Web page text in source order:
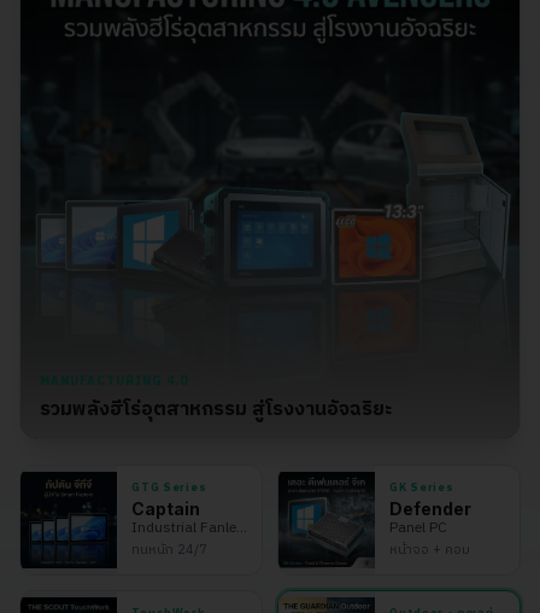
MANUFACTURING 4.0
รวมพลังฮีโร่อุตสาหกรรม สู่โรงงานอัจฉริยะ
GTG Series
Captain
Industrial Fanless
ทนหนัก 24/7
GK Series
Defender
Panel PC
หน้าจอ + คอม